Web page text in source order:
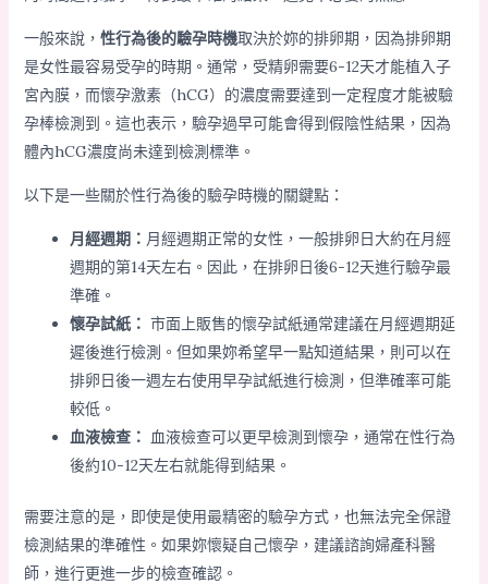
一般來說， 性行為後的驗孕時機取決於妳的排卵期，因為排卵期
是女性最容易受孕的時期。通常，受精卵需要6-12天才能植入子
宮內膜，而懷孕激素（hCG）的濃度需要達到一定程度才能被驗
孕棒檢測到。這也表示，驗孕過早可能會得到假陰性結果，因為
體內hCG濃度尚未達到檢測標準。
以下是一些關於性行為後的驗孕時機的關鍵點：
月經週期： 月經週期正常的女性，一般排卵日大約在月經
週期的第14天左右。因此，在排卵日後6-12天進行驗孕最
準確。
懷孕試紙： 市面上販售的懷孕試紙通常建議在月經週期延
遲後進行檢測。但如果妳希望早一點知道結果，則可以在
排卵日後一週左右使用早孕試紙進行檢測，但準確率可能
較低。
血液檢查：
血液檢查可以更早檢測到懷孕，通常在性行為
後約10-12天左右就能得到結果。
需要注意的是，即使是使用最精密的驗孕方式，也無法完全保證
檢測結果的準確性。如果妳懷疑自己懷孕，建議諮詢婦產科醫
師，進行更進一步的檢查確認。